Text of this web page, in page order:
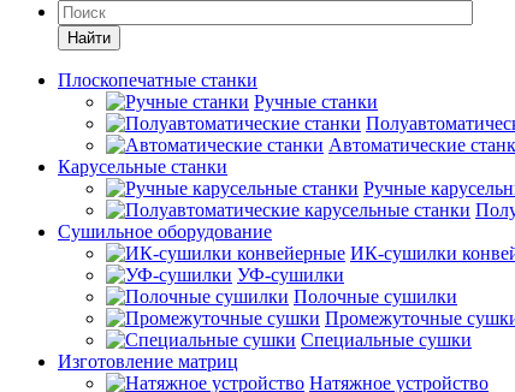
Найти
Плоскопечатные станки
Ручные станки
Автоматические
Карусельные станки
Ручные
Сушильное оборудование
ИК-сушилки
УФ-сушилки
Полочные сушилки
Промежуточные
Специальные сушки
Изготовление матриц
Натяжное устройство